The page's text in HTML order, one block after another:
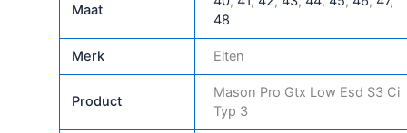
Maat
48
Merk Elten
Product
Mason Pro Gtx Low Esd S3 Ci
Typ 3